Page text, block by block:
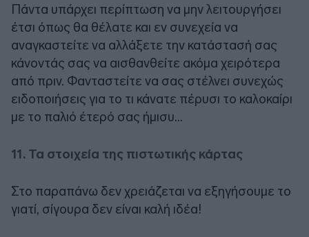
Πάντα υπάρχει περίπτωση να μην λειτουργήσει
έτσι όπως θα θέλατε και εν συνεχεία να
αναγκαστείτε να αλλάξετε την κατάστασή σας
κάνοντάς σας να αισθανθείτε ακόμα χειρότερα
από πριν. Φανταστείτε να σας στέλνει συνεχώς
ειδοποιήσεις για το τι κάνατε πέρυσι το καλοκαίρι
με το παλιό έτερό σας ήμισυ...
11. Τα στοιχεία της πιστωτικής κάρτας
Στο παραπάνω δεν χρειάζεται να εξηγήσουμε το
γιατί, σίγουρα δεν είναι καλή ιδέα!